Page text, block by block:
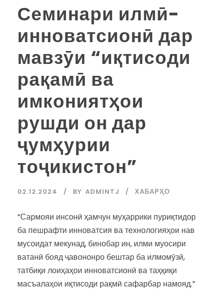
Семинари илмӣ-
инноватсионӣ дар
мавзӯи “иқтисоди
рақамӣ ва
имкониятҳои
рушди он дар
ҷумҳурии
тоҷикистон”
02.12.2024 BY ADMINTJ ХАБАРҲО
“Сармояи инсонӣ ҳамчун муҳаррики пуриқтидор
ба пешрафти инноватсия ва технологияҳои нав
мусоидат мекунад, бинобар ин, илми муосири
ватанӣ бояд ҷавононро бештар ба илмомӯзӣ,
татбиқи лоиҳаҳои инноватсионӣ ва таҳқиқи
масъалаҳои иқтисоди рақмӣ сафарбар намояд.”